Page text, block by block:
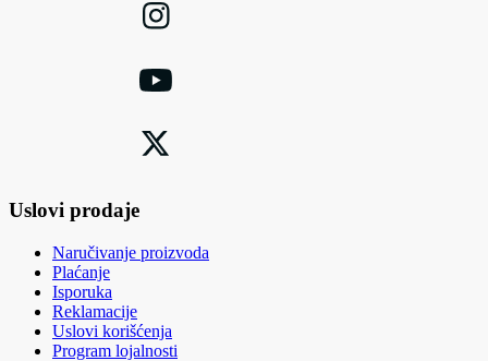
Uslovi prodaje
Naručivanje proizvoda
Plaćanje
Isporuka
Reklamacije
Uslovi korišćenja
Program lojalnosti